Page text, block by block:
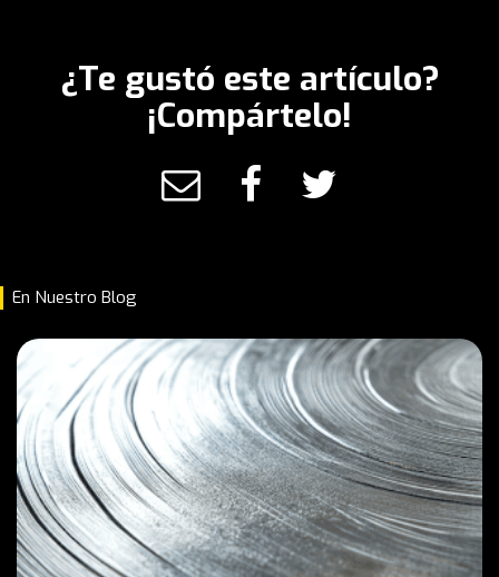
¿Te gustó este artículo?
¡Compártelo!
En Nuestro Blog